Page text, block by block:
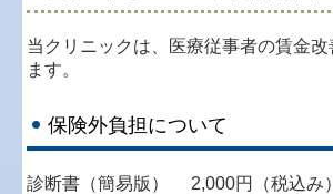
当クリニックは、医療従事者の賃金改
ます。
保険外負担について
診断書（簡易版） 2,000円（税込み）